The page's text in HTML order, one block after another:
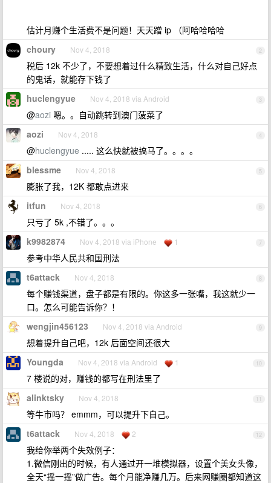
估计月赚个生活费不是问题！天天蹭 ip （阿哈哈哈哈
2
choury Nov 4, 2018
税后 12k 不少了，不要想着过什么精致生活，什么对自己好点
的鬼话，就能存下钱了
3
huclengyue Nov 4, 2018 via Android
@aozi 嗯。。自动跳转到澳门菠菜了
4
aozi Nov 4, 2018
@huclengyue ..... 这么快就被搞马了。。。。
5
blessme Nov 4, 2018
膨胀了我，12K 都敢点进来
6
itfun Nov 4, 2018
只亏了 5k ,不错了。。。
7
k9982874 Nov 4, 2018 via iPhone 1
参考中华人民共和国刑法
8
t6attack Nov 4, 2018
每个赚钱渠道，盘子都是有限的。你这多一张嘴，我这就少一
口。怎么可能告诉你？！
9
wengjin456123 Nov 4, 2018 via Android
想着提升自己吧，12k 后面空间还很大
10
Youngda Nov 4, 2018 via Android 1
7 楼说的对，赚钱的都写在刑法里了
11
alinktsky Nov 4, 2018
等牛市吗？ emmm，可以提升下自己。
12
t6attack Nov 4, 2018 2
我给你举两个失效例子：
1.微信刚出的时候，有人通过开一堆模拟器，设置个美女头像，
全天“摇一摇”做广告。每个月能净赚几万。后来网赚圈都知道这